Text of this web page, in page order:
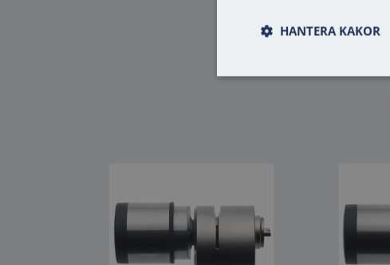
HANTERA KAKOR